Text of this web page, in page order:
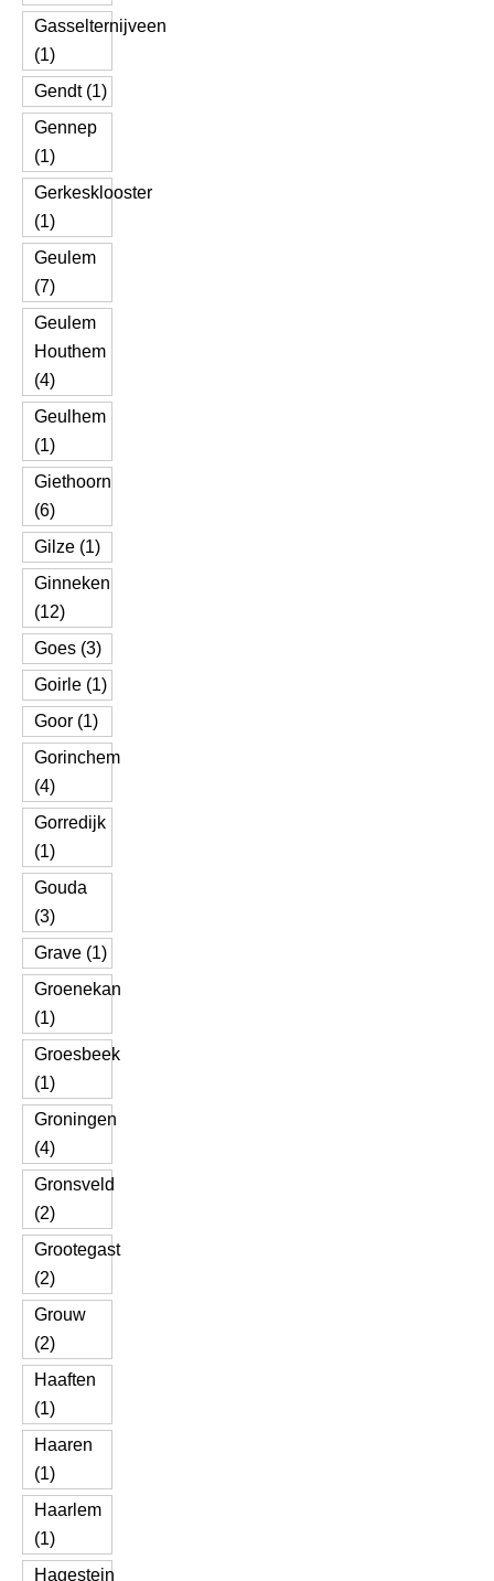
Gasselternijveen
(1)
Gendt (1)
Gennep
(1)
Gerkesklooster
(1)
Geulem
(7)
Geulem
Houthem
(4)
Geulhem
(1)
Giethoorn
(6)
Gilze (1)
Ginneken
(12)
Goes (3)
Goirle (1)
Goor (1)
Gorinchem
(4)
Gorredijk
(1)
Gouda
(3)
Grave (1)
Groenekan
(1)
Groesbeek
(1)
Groningen
(4)
Gronsveld
(2)
Grootegast
(2)
Grouw
(2)
Haaften
(1)
Haaren
(1)
Haarlem
(1)
Hagestein